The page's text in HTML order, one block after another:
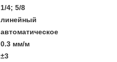
1/4; 5/8
линейный
автоматическое
0.3 мм/м
±3